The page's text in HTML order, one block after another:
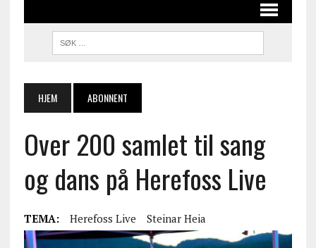
HJEM ABONNENT
Over 200 samlet til sang
og dans på Herefoss Live
TEMA: Herefoss Live Steinar Heia